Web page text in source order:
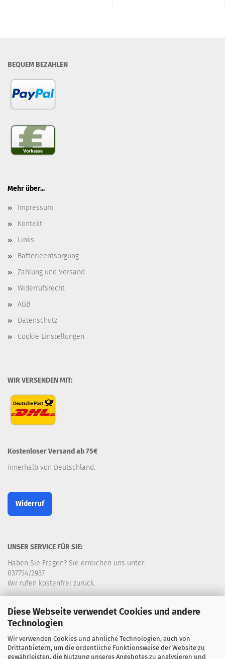
Diese Webseite verwendet Cookies und andere
Technologien
Wir verwenden Cookies und ähnliche Technologien, auch von
Drittanbietern, um die ordentliche Funktionsweise der Website zu
gewährleisten, die Nutzung unseres Angebotes zu analysieren und
BEQUEM BEZAHLEN
Mehr über...
Impressum
Kontakt
Links
Batterieentsorgung
Zahlung und Versand
Widerrufsrecht
AGB
Datenschutz
Cookie Einstellungen
WIR VERSENDEN MIT:
Kostenloser Versand ab 75€
innerhalb von Deutschland.
Widerruf
UNSER SERVICE FÜR SIE:
Haben Sie Fragen? Sie erreichen uns unter:
037754/2937
Wir rufen kostenfrei zurück.